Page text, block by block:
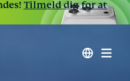
Tilmeld dig for at